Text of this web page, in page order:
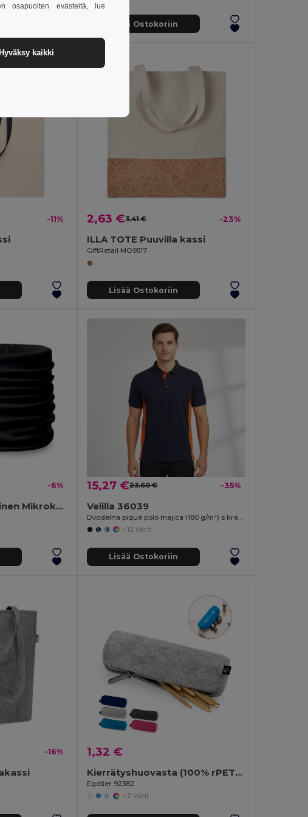
Lisää Ostokoriin
-11% 2,63 €3,41 € -23%
ILLA TOTE Puuvilla kassi
GiftRetail MO9517
Lisää Ostokoriin
-6%
DARIA Monikäyttöinen Mikrokuitu Bandana
15,27 €23,60 € -35%
Velilla 36039
+12 Värit
Lisää Ostokoriin
-16% 1,32 €
Kierrätyshuovasta (100% rPET) valmistettu monikäyttölaukku
Egotier 92382
+2 Värit
osapuolten evästeitä, lue
Hyväksy kaikki